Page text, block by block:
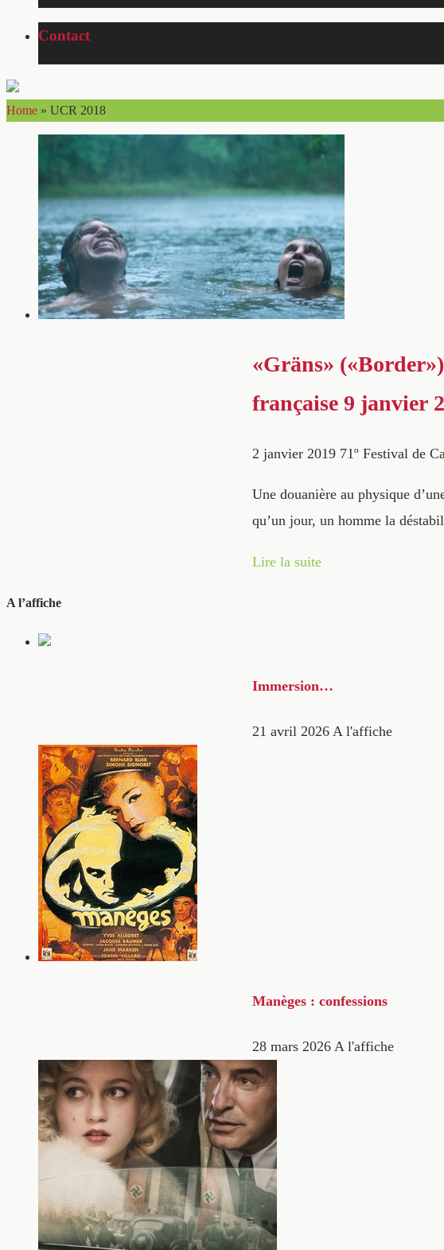
Contact
Home » UCR 2018
«Gräns»
française 9 janvier
2 janvier 2019 71º Festival de
Une douanière au physique
qu’un jour, un homme la
Lire la suite
A l’affiche
Immersion…
21 avril 2026 A l'affiche
Manèges : confessions
28 mars 2026 A l'affiche